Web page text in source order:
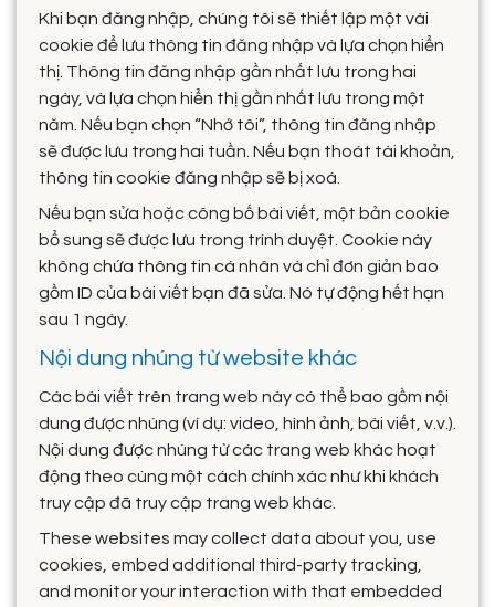
Khi bạn đăng nhập, chúng tôi sẽ thiết lập một vài
cookie để lưu thông tin đăng nhập và lựa chọn hiển
thị. Thông tin đăng nhập gần nhất lưu trong hai
ngày, và lựa chọn hiển thị gần nhất lưu trong một
năm. Nếu bạn chọn “Nhớ tôi”, thông tin đăng nhập
sẽ được lưu trong hai tuần. Nếu bạn thoát tài khoản,
thông tin cookie đăng nhập sẽ bị xoá.
Nếu bạn sửa hoặc công bố bài viết, một bản cookie
bổ sung sẽ được lưu trong trình duyệt. Cookie này
không chứa thông tin cá nhân và chỉ đơn giản bao
gồm ID của bài viết bạn đã sửa. Nó tự động hết hạn
sau 1 ngày.
Nội dung nhúng từ website khác
Các bài viết trên trang web này có thể bao gồm nội
dung được nhúng (ví dụ: video, hình ảnh, bài viết, v.v.).
Nội dung được nhúng từ các trang web khác hoạt
động theo cùng một cách chính xác như khi khách
truy cập đã truy cập trang web khác.
These websites may collect data about you, use
cookies, embed additional third-party tracking,
and monitor your interaction with that embedded